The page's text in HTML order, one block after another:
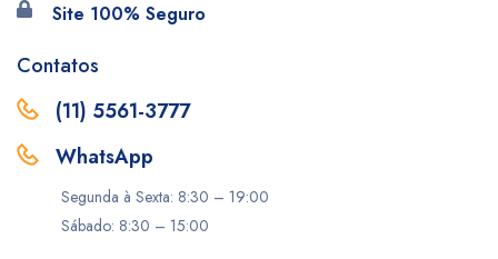
Site 100% Seguro
Contatos
(11) 5561-3777
WhatsApp
Segunda à Sexta: 8:30 – 19:00
Sábado: 8:30 – 15:00